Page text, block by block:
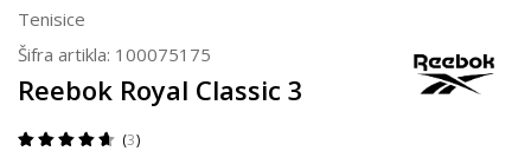
Tenisice
Šifra artikla: 100075175
Reebok Royal Classic 3
3